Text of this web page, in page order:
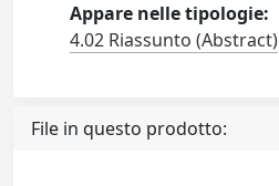
Appare nelle tipologie:
4.02 Riassunto (Abstract)
File in questo prodotto: